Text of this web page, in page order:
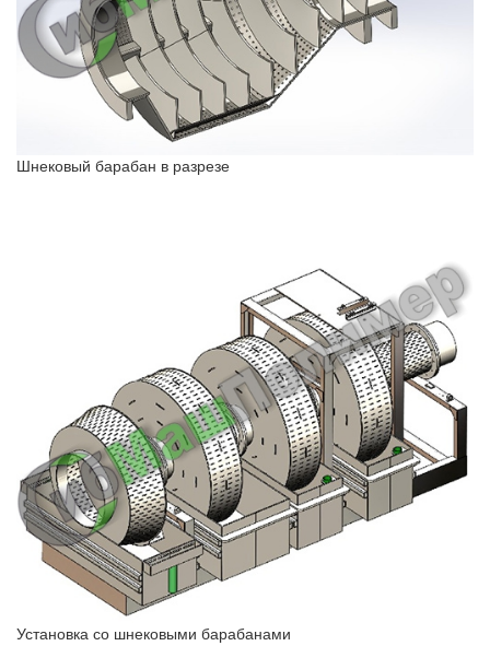
Шнековый барабан в разрезе
Установка со шнековыми барабанами